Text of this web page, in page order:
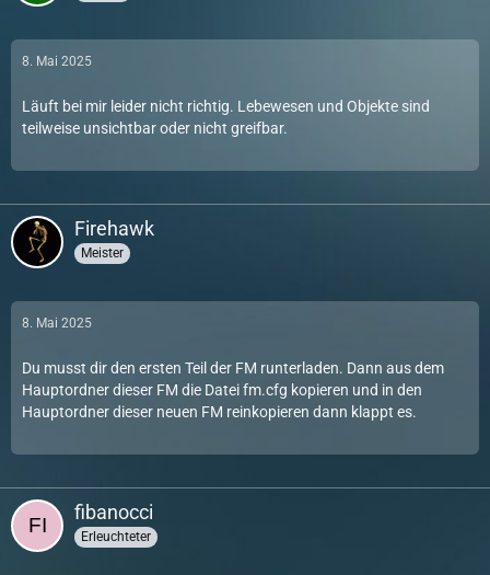
8. Mai 2025
Läuft bei mir leider nicht richtig. Lebewesen und Objekte sind
teilweise unsichtbar oder nicht greifbar.
Firehawk
Meister
8. Mai 2025
Du musst dir den ersten Teil der FM runterladen. Dann aus dem
Hauptordner dieser FM die Datei fm.cfg kopieren und in den
Hauptordner dieser neuen FM reinkopieren dann klappt es.
fibanocci
Erleuchteter